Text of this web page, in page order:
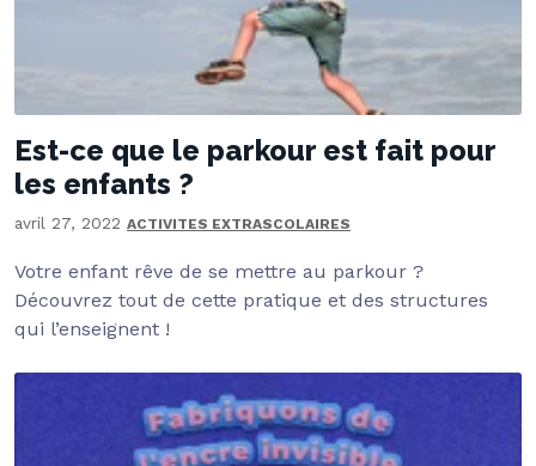
Est-ce que le parkour est fait pour
les enfants ?
avril 27, 2022 ACTIVITES EXTRASCOLAIRES
Votre enfant rêve de se mettre au parkour ?
Découvrez tout de cette pratique et des structures
qui l’enseignent !